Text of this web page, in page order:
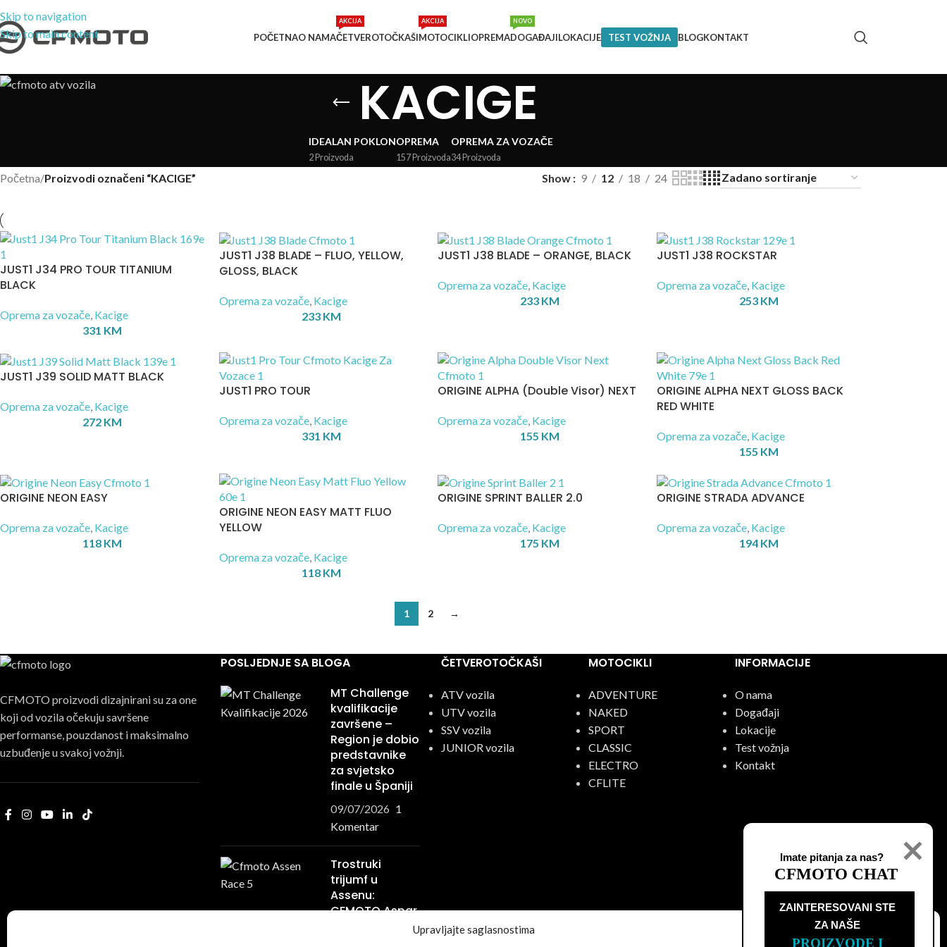
Upravljajte saglasnostima
Skip to navigation
Skip to main content
POČETNAO NAMAČETVEROTOČKAŠI
AKCIJA
MOTOCIKLI
AKCIJA
OPREMADOGAĐAJI
NOVO
LOKACIJE TEST VOŽNJA BLOGKONTAKT
KACIGE
IDEALAN POKLON
2 Proizvoda
OPREMA
157 Proizvoda
OPREMA ZA VOZAČE
34 Proizvoda
Početna/Proizvodi označeni “KACIGE” Show 9 12 18 24
JUST1 J34 PRO TOUR TITANIUM
BLACK
Oprema za vozače, Kacige
331 KM
JUST1 J38 BLADE – FLUO, YELLOW,
GLOSS, BLACK
Oprema za vozače, Kacige
233 KM
JUST1 J38 BLADE – ORANGE, BLACK
Oprema za vozače, Kacige
233 KM
JUST1 J38 ROCKSTAR
Oprema za vozače, Kacige
253 KM
JUST1 J39 SOLID MATT BLACK
Oprema za vozače, Kacige
272 KM
JUST1 PRO TOUR
Oprema za vozače, Kacige
331 KM
ORIGINE ALPHA (Double Visor) NEXT
Oprema za vozače, Kacige
155 KM
ORIGINE ALPHA NEXT GLOSS BACK
RED WHITE
Oprema za vozače, Kacige
155 KM
ORIGINE NEON EASY
Oprema za vozače, Kacige
118 KM
ORIGINE NEON EASY MATT FLUO
YELLOW
Oprema za vozače, Kacige
118 KM
ORIGINE SPRINT BALLER 2.0
Oprema za vozače, Kacige
175 KM
ORIGINE STRADA ADVANCE
Oprema za vozače, Kacige
194 KM
1 2 →
CFMOTO proizvodi dizajnirani su za one
koji od vozila očekuju savršene
performanse, pouzdanost i maksimalno
uzbuđenje u svakoj vožnji.
POSLJEDNJE SA BLOGA
MT Challenge
kvalifikacije
završene –
Region je dobio
predstavnike
za svjetsko
finale u Španiji
09/07/2026 1
Komentar
Trostruki
trijumf u
Assenu:
CFMOTO Aspar
ČETVEROTOČKAŠI
ATV vozila
UTV vozila
SSV vozila
JUNIOR vozila
MOTOCIKLI
ADVENTURE
NAKED
SPORT
CLASSIC
ELECTRO
CFLITE
INFORMACIJE
O nama
Događaji
Lokacije
Test vožnja
Kontakt
Imate pitanja za nas?
CFMOTO CHAT
ZAINTERESOVANI STE
ZA NAŠE
PROIZVODE I